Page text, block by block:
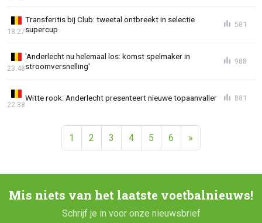
Transferitis bij Club: tweetal ontbreekt in selectie
supercup
18:27
581
'Anderlecht nu helemaal los: komst spelmaker in
stroomversnelling'
23:48
988
Witte rook: Anderlecht presenteert nieuwe topaanvaller
22:38
881
1 2 3 4 5 6 »
Mis niets van het laatste voetbalnieuws!
Schrijf je in voor onze nieuwsbrief